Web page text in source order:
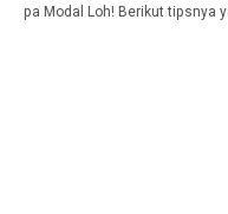
Modal Loh! Berikut tipsnya ya